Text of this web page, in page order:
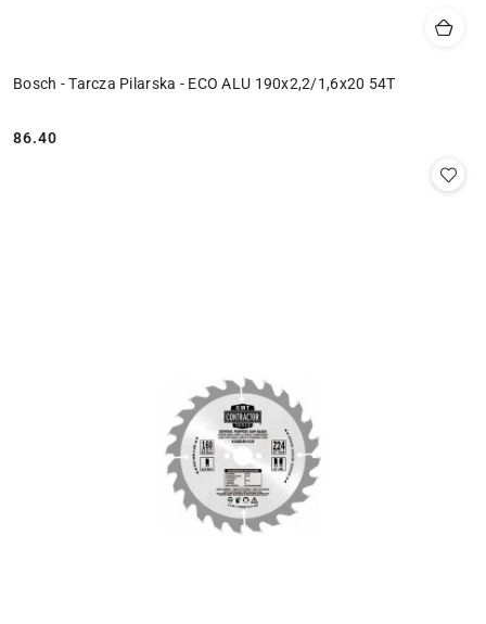
Bosch - Tarcza Pilarska - ECO ALU 190x2,2/1,6x20 54T
Cena:
86.40